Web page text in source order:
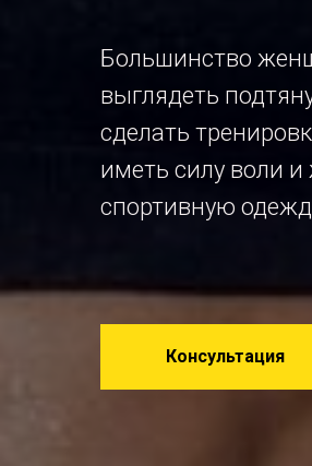
Большинство
выглядеть
сделать
иметь силу воли
спортивную
Консультация